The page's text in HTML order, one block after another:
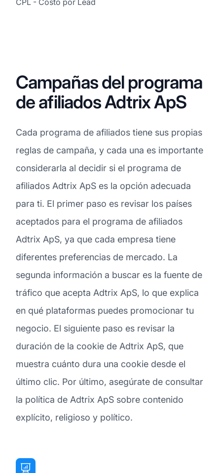
Campañas del programa
de afiliados Adtrix ApS
Cada programa de afiliados tiene sus propias
reglas de campaña, y cada una es importante
considerarla al decidir si el programa de
afiliados Adtrix ApS es la opción adecuada
para ti. El primer paso es revisar los países
aceptados para el programa de afiliados
Adtrix ApS, ya que cada empresa tiene
diferentes preferencias de mercado. La
segunda información a buscar es la fuente de
tráfico que acepta Adtrix ApS, lo que explica
en qué plataformas puedes promocionar tu
negocio. El siguiente paso es revisar la
duración de la cookie de Adtrix ApS, que
muestra cuánto dura una cookie desde el
último clic. Por último, asegúrate de consultar
la política de Adtrix ApS sobre contenido
explícito, religioso y político.